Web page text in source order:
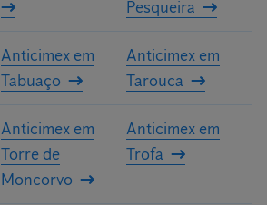
Pesqueira
Anticimex em
Tabuaço
Anticimex em
Tarouca
Anticimex em
Torre de
Moncorvo
Anticimex em
Trofa